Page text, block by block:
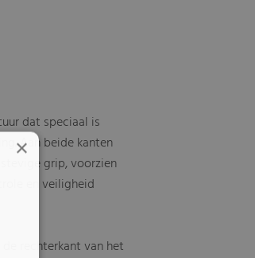
dat speciaal is
Aan beide kanten
grip, voorzien
en veiligheid
de rechterkant van het
×